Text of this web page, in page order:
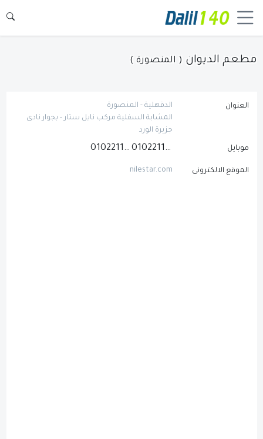
مطعم الديوان ( المنصورة )
العنوان
الدقهلية - المنصورة
المشابة السفلية مركب نايل ستار - بجوار نادى
جزيرة الورد
موبايل 01022111126
01022111127
الموقع الالكترونى nilestar.com